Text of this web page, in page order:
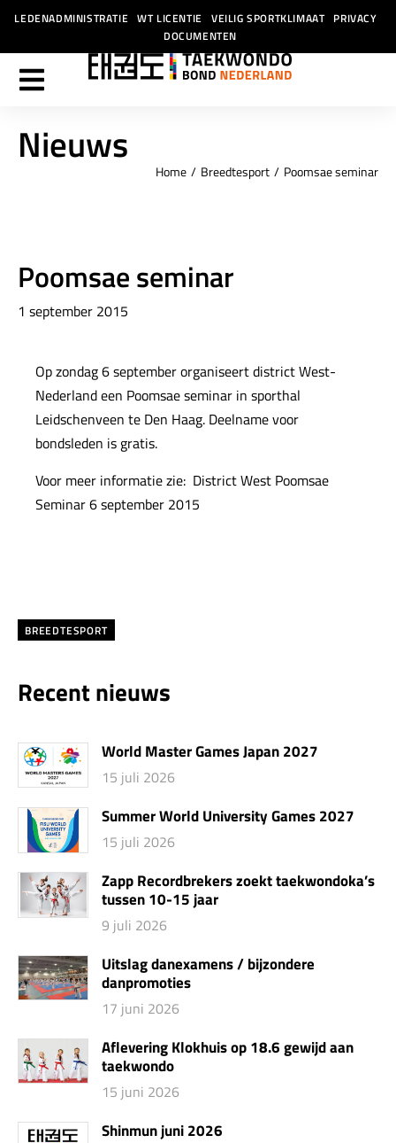
LEDENADMINISTRATIE WT LICENTIE VEILIG SPORTKLIMAAT PRIVACY
DOCUMENTEN
Nieuws
Home Breedtesport Poomsae seminar
Poomsae seminar
1 september 2015
Op zondag 6 september organiseert district West-
Nederland een Poomsae seminar in sporthal
Leidschenveen te Den Haag. Deelname voor
bondsleden is gratis.
Voor meer informatie zie: District West Poomsae
Seminar 6 september 2015
BREEDTESPORT
Recent nieuws
World Master Games Japan 2027
15 juli 2026
Summer World University Games 2027
15 juli 2026
Zapp Recordbrekers zoekt taekwondoka’s
tussen 10-15 jaar
9 juli 2026
Uitslag danexamens / bijzondere
danpromoties
17 juni 2026
Aflevering Klokhuis op 18.6 gewijd aan
taekwondo
15 juni 2026
Shinmun juni 2026